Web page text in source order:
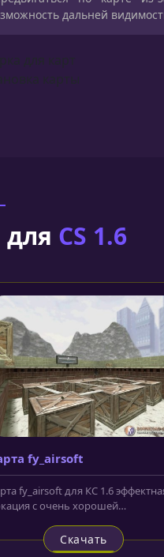
дальней
CS 1.6
fy_airsoft
fy_airsoft для КС 1.6
с очень хорошей
Скачать